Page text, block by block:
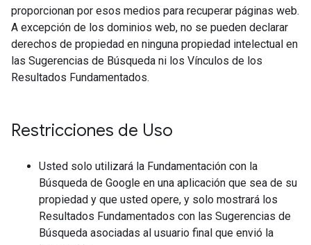
proporcionan por esos medios para recuperar páginas web.
A excepción de los dominios web, no se pueden declarar
derechos de propiedad en ninguna propiedad intelectual en
las Sugerencias de Búsqueda ni los Vínculos de los
Resultados Fundamentados.
Restricciones de Uso
Usted solo utilizará la Fundamentación con la
Búsqueda de Google en una aplicación que sea de su
propiedad y que usted opere, y solo mostrará los
Resultados Fundamentados con las Sugerencias de
Búsqueda asociadas al usuario final que envió la